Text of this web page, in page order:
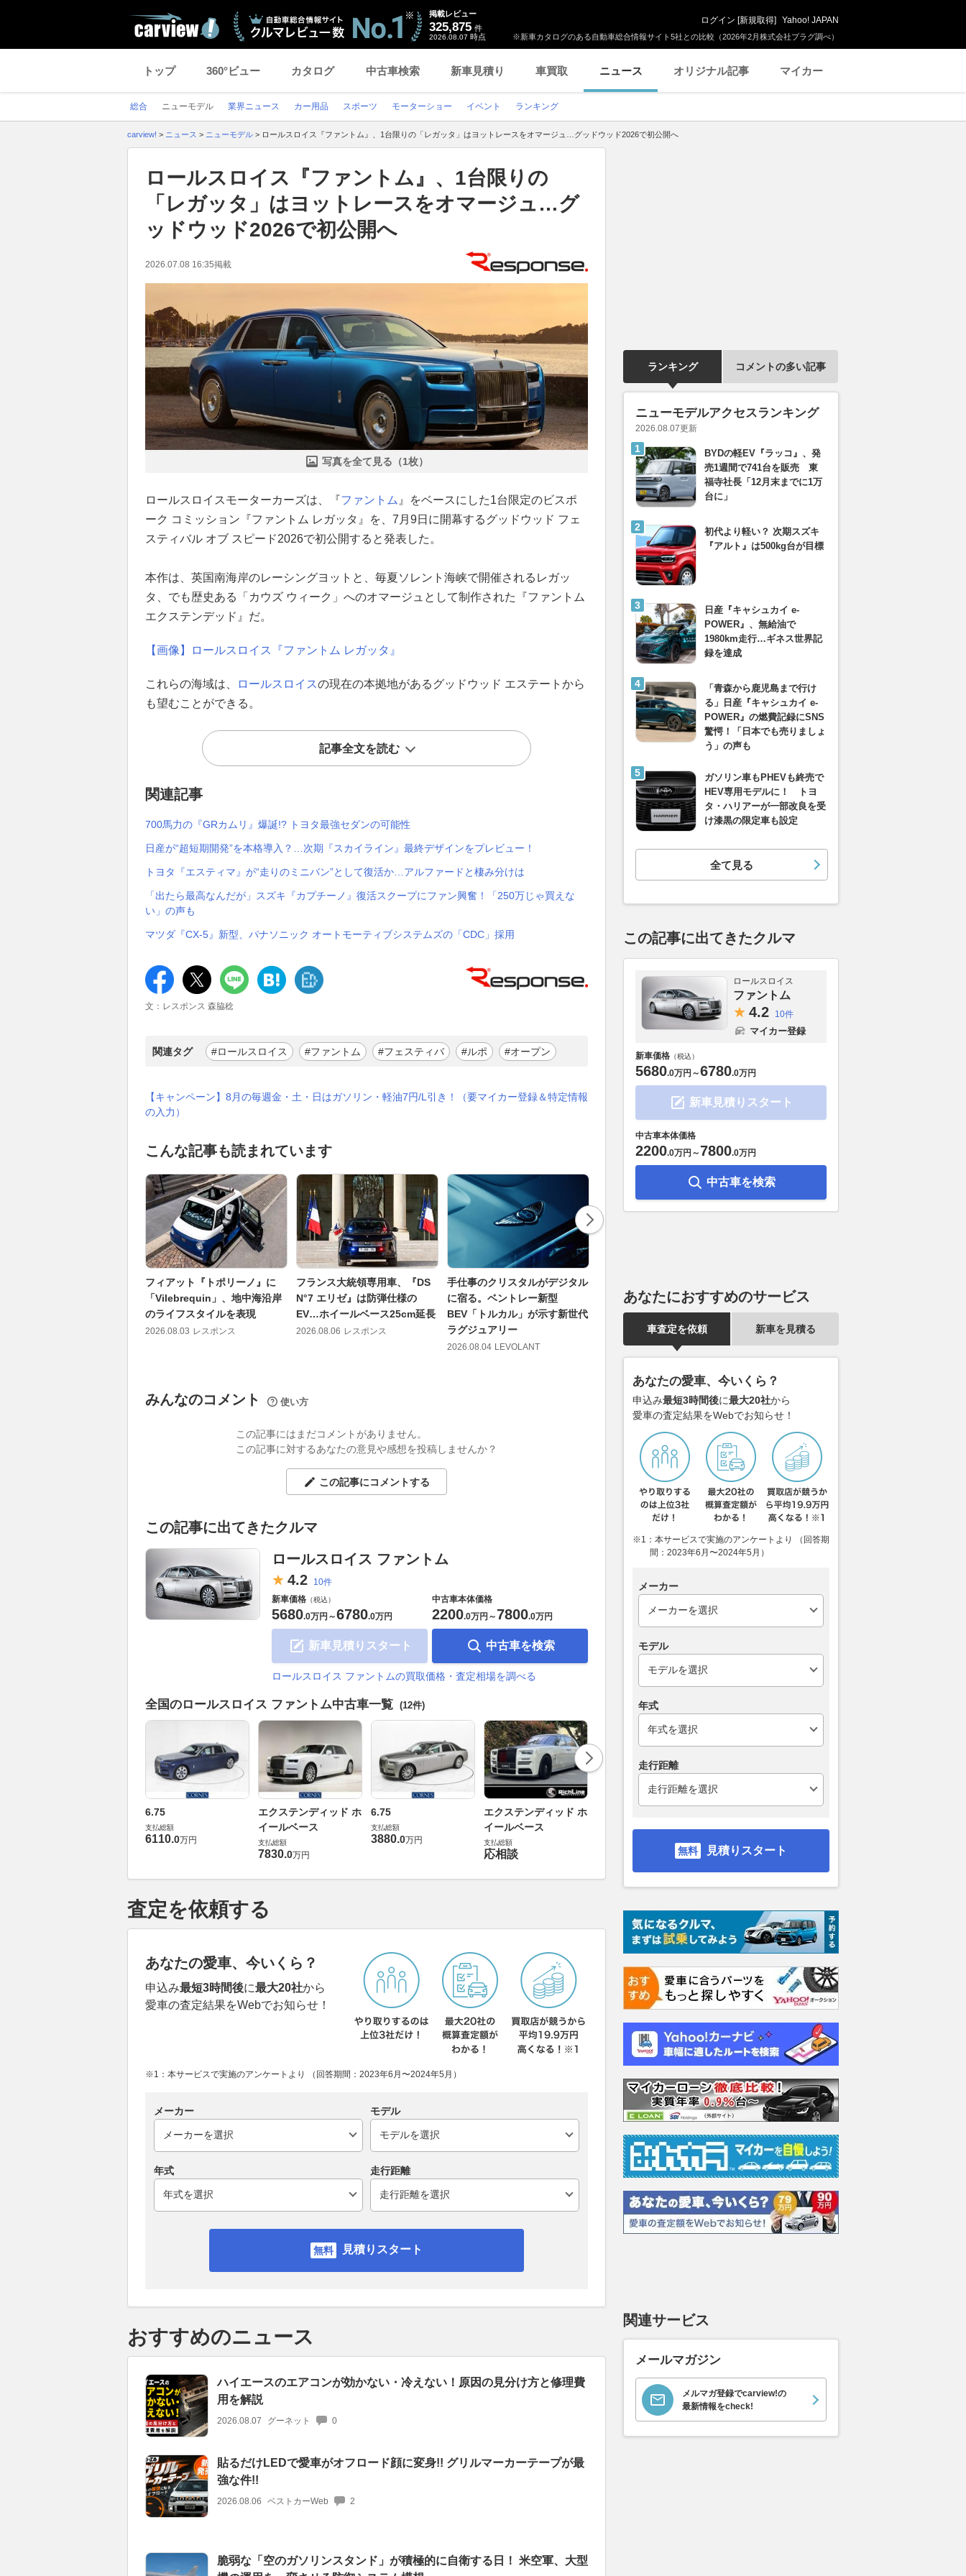
※新車カタログのある自動車総合情報サイト5社との比較（2026年2月株式会社プラグ調べ）
掲載レビュー
325,875 件
2026.08.07 時点
ログイン [新規取得] Yahoo! JAPAN
トップ 360°ビュー カタログ 中古車検索 新車見積り 車買取 ニュース オリジナル記事 マイカー
総合 ニューモデル 業界ニュース カー用品 スポーツ モーターショー イベント ランキング
carview! > ニュース > ニューモデル > ロールスロイス『ファントム』、1台限りの「レガッタ」はヨットレースをオマージュ…グッドウッド2026で初公開へ
ロールスロイス『ファントム』、1台限りの
「レガッタ」はヨットレースをオマージュ…グ
ッドウッド2026で初公開へ
2026.07.08 16:35掲載
写真を全て見る（1枚）
ロールスロイスモーターカーズは、『ファントム』をベースにした1台限定のビスポ
ーク コミッション『ファントム レガッタ』を、7月9日に開幕するグッドウッド フェ
スティバル オブ スピード2026で初公開すると発表した。
本作は、英国南海岸のレーシングヨットと、毎夏ソレント海峡で開催されるレガッ
タ、でも歴史ある「カウズ ウィーク」へのオマージュとして制作された『ファントム
エクステンデッド』だ。
【画像】ロールスロイス『ファントム レガッタ』
これらの海域は、 ロールスロイスの現在の本拠地があるグッドウッド エステートから
も望むことができる。
記事全文を読む
関連記事
700馬力の『GRカムリ』爆誕!? トヨタ最強セダンの可能性
日産が“超短期開発”を本格導入？…次期『スカイライン』最終デザインをプレビュー！
トヨタ『エスティマ』が“走りのミニバン”として復活か…アルファードと棲み分けは
「出たら最高なんだが」スズキ『カプチーノ』復活スクープにファン興奮！「250万じゃ買えな
い」の声も
マツダ『CX-5』新型、パナソニック オートモーティブシステムズの「CDC」採用
文：レスポンス 森脇稔
関連タグ #ロールスロイス #ファントム #フェスティバ #ルポ #オープン
【キャンペーン】8月の毎週金・土・日はガソリン・軽油7円/L引き！（要マイカー登録＆特定情報
の入力）
こんな記事も読まれています
フィアット『トポリーノ』に
「Vilebrequin」、地中海沿岸
のライフスタイルを表現
2026.08.03 レスポンス
フランス大統領専用車、『DS
N°7 エリゼ』は防弾仕様の
EV…ホイールベース25cm延長
2026.08.06 レスポンス
手仕事のクリスタルがデジタル
に宿る。ベントレー新型
BEV「トルカル」が示す新世代
ラグジュアリー
2026.08.04 LEVOLANT
ラー』に100台限定で発売…
944万円
レスポンス
ィ『W16ミストラル』が生産終
了…99台の最終章を飾る特別モ
デルが完成
2026.08.05 レスポンス
みんなのコメント 使い方
この記事にはまだコメントがありません。
この記事に対するあなたの意見や感想を投稿しませんか？
この記事にコメントする
この記事に出てきたクルマ
ロールスロイス ファントム
4.2
10件
新車価格 （税込）
5680.0万円 ～6780.0万円
新車見積りスタート
中古車本体価格
2200.0万円 ～7800.0万円
中古車を検索
ロールスロイス ファントムの買取価格・査定相場を調べる
全国のロールスロイス ファントム中古車一覧 (12件)
6.75
支払総額
6110.0万円
エクステンディッド ホ
イールベース
支払総額
7830.0万円
6.75
支払総額
3880.0万円
エクステンディッド ホ
イールベース
支払総額
応相談
エクステンディッド ホ
6.75
5180.
エクステンディッド ホ
査定を依頼する
あなたの愛車、今いくら？
申込み最短3時間後に最大20社から
愛車の査定結果をWebでお知らせ！
※1：本サービスで実施のアンケートより （回答期間：2023年6月〜2024年5月）
メーカー モデル
年式 走行距離
見積りスタート
おすすめのニュース
ハイエースのエアコンが効かない・冷えない！原因の見分け方と修理費
用を解説
2026.08.07 グーネット 0
貼るだけLEDで愛車がオフロード顔に変身!! グリルマーカーテープが最
強な件!!
2026.08.06 ベストカーWeb 2
脆弱な「空のガソリンスタンド」が積極的に自衛する日！ 米空軍、大型
ランキング コメントの多い記事
ニューモデルアクセスランキング
2026.08.07更新
BYDの軽EV『ラッコ』、発
売1週間で741台を販売 東
福寺社長「12月末までに1万
台に」
初代より軽い？ 次期スズキ
『アルト』は500kg台が目標
日産『キャシュカイ e-
POWER』、無給油で
1980km走行…ギネス世界記
録を達成
「青森から鹿児島まで行け
る」日産『キャシュカイ e-
POWER』の燃費記録にSNS
驚愕！「日本でも売りましょ
う」の声も
ガソリン車もPHEVも終売で
HEV専用モデルに！ トヨ
タ・ハリアーが一部改良を受
け漆黒の限定車も設定
全て見る
この記事に出てきたクルマ
ロールスロイス
ファントム
4.2 10件
マイカー登録
新車価格 （税込）
5680.0万円 ～6780.0万円
新車見積りスタート
中古車本体価格
2200.0万円 ～7800.0万円
中古車を検索
あなたにおすすめのサービス
車査定を依頼 新車を見積る
あなたの愛車、今いくら？
申込み最短3時間後に最大20社から
愛車の査定結果をWebでお知らせ！
※1：本サービスで実施のアンケートより （回答期
間：2023年6月〜2024年5月）
メーカー
モデル
年式
走行距離
見積りスタート
関連サービス
メールマガジン
メルマガ登録でcarview!の
最新情報をcheck!